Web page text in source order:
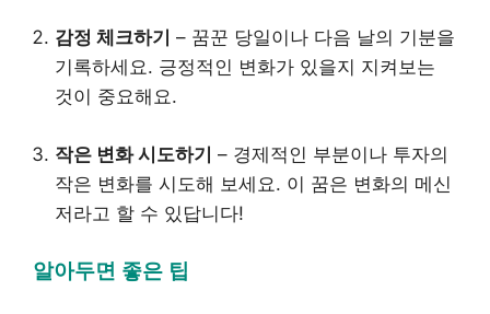
감정 체크하기 – 꿈꾼 당일이나 다음 날의 기분을
기록하세요. 긍정적인 변화가 있을지 지켜보는
것이 중요해요.
작은 변화 시도하기 – 경제적인 부분이나 투자의
작은 변화를 시도해 보세요. 이 꿈은 변화의 메신
저라고 할 수 있답니다!
알아두면 좋은 팁